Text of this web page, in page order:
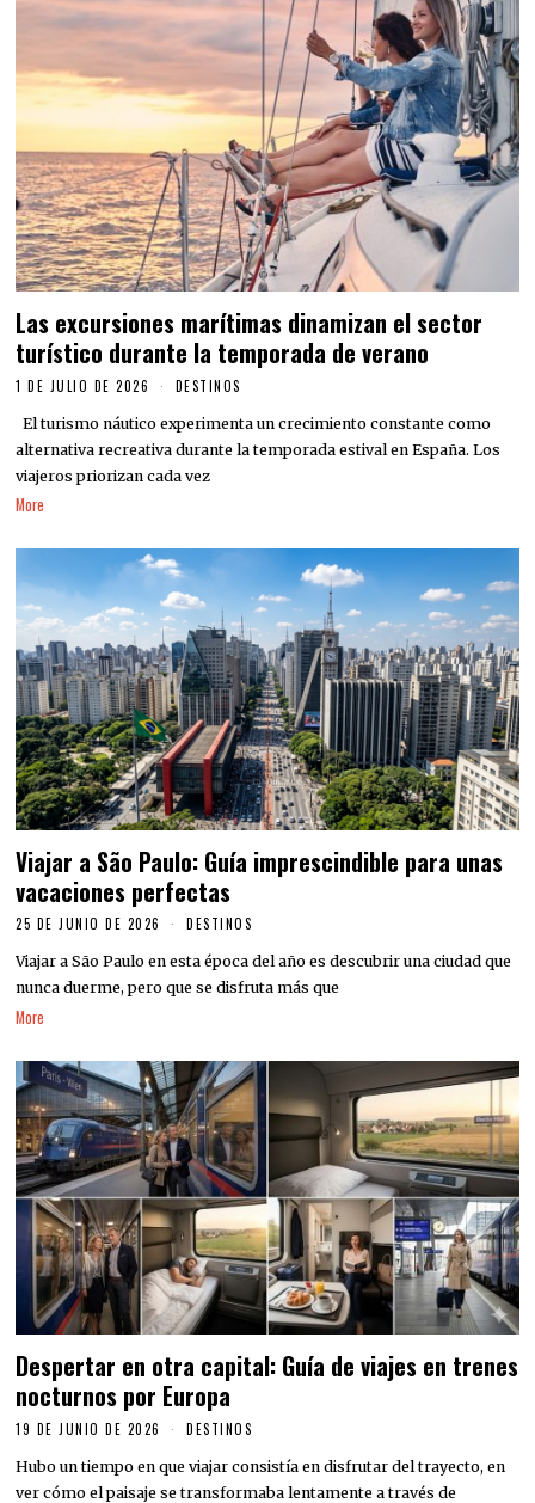
Las excursiones marítimas dinamizan el sector
turístico durante la temporada de verano
1 DE JULIO DE 2026 DESTINOS
El turismo náutico experimenta un crecimiento constante como
alternativa recreativa durante la temporada estival en España. Los
viajeros priorizan cada vez
More
Viajar a São Paulo: Guía imprescindible para unas
vacaciones perfectas
25 DE JUNIO DE 2026 DESTINOS
Viajar a São Paulo en esta época del año es descubrir una ciudad que
nunca duerme, pero que se disfruta más que
More
Despertar en otra capital: Guía de viajes en trenes
nocturnos por Europa
19 DE JUNIO DE 2026 DESTINOS
Hubo un tiempo en que viajar consistía en disfrutar del trayecto, en
ver cómo el paisaje se transformaba lentamente a través de